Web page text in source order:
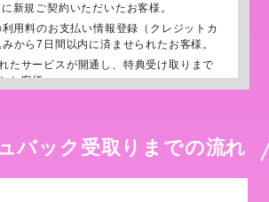
新規ご契約いただいたお客様。
用料のお支払い情報登録（クレジットカ
から7日間以内に済ませられたお客様。
たサービスが開通し、特典受け取りまで
お客様。
、契約事務手数料3,850円がかかります。
バック受取りまでの流れ